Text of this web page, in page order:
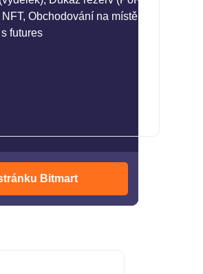
NFT, Obchodování na místě
futures
Bitmart